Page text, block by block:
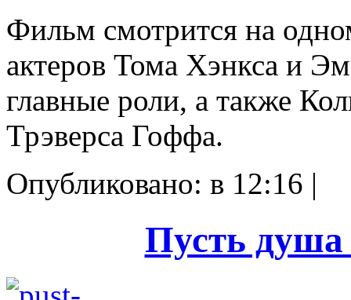
Фильм смотрится на
актеров Тома Хэнкса и
главные роли, а также
Трэверса Гоффа.
Опубликовано: в 12:16 |
Пусть душа